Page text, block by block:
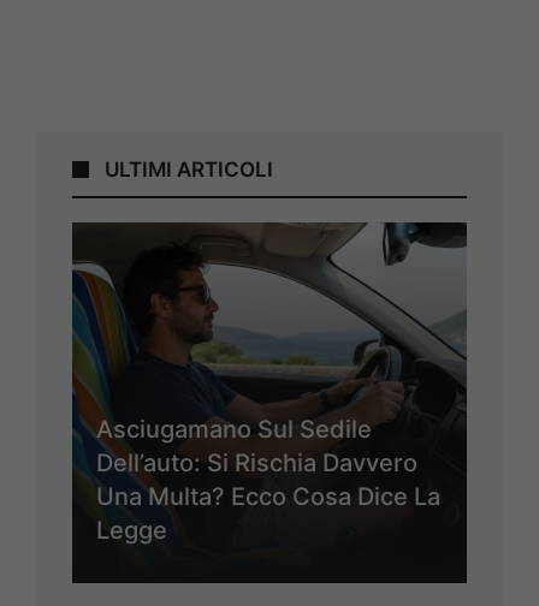
ULTIMI ARTICOLI
Asciugamano Sul Sedile
Dell’auto: Si Rischia Davvero
Una Multa? Ecco Cosa Dice La
Legge